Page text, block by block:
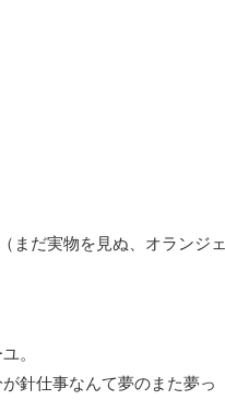
まだ実物を見ぬ、オランジェ
。
針仕事なんて夢のまた夢っ